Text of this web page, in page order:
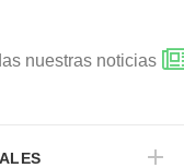
nuestras noticias